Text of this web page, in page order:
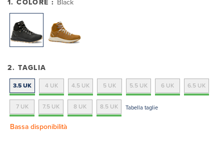
1. COLORE : Black
2. TAGLIA
3.5 UK 4 UK 4.5 UK 5 UK 5.5 UK 6 UK 6.5 UK
7 UK 7.5 UK 8 UK 8.5 UK Tabella taglie
Bassa disponibilità